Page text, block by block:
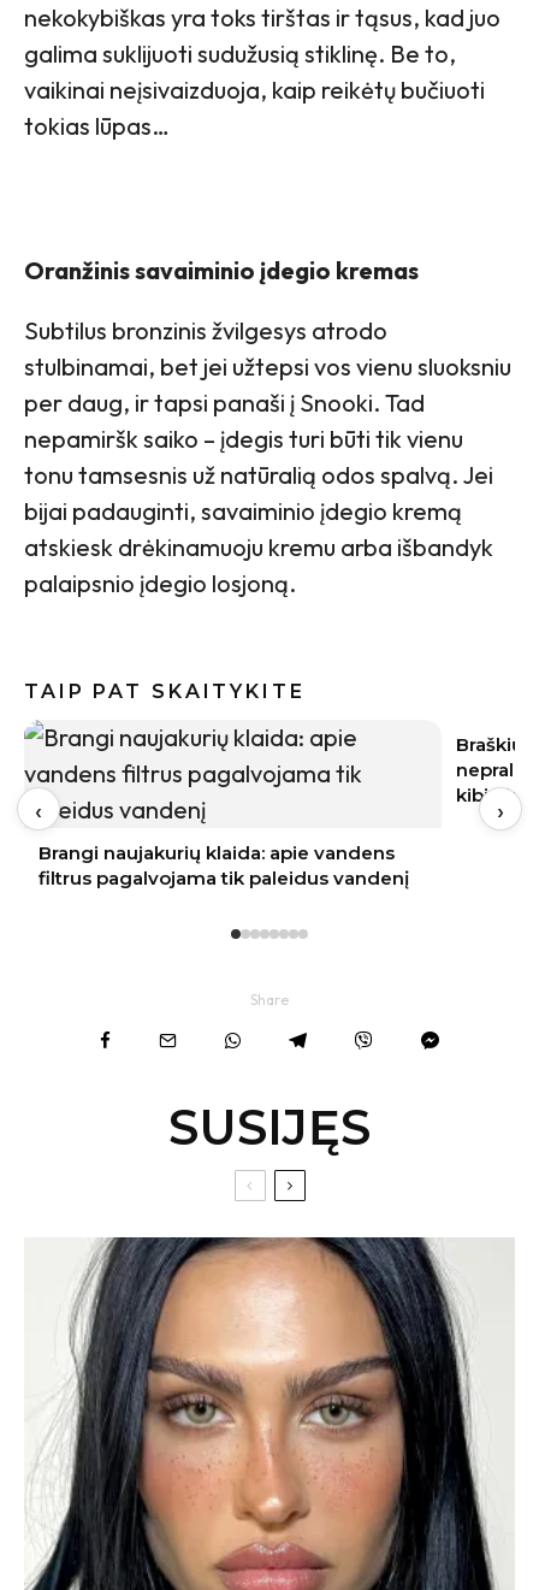
nekokybiškas yra toks tirštas ir tąsus, kad juo
galima suklijuoti sudužusią stiklinę. Be to,
vaikinai neįsivaizduoja, kaip reikėtų bučiuoti
tokias lūpas…
Oranžinis savaiminio įdegio kremas
Subtilus bronzinis žvilgesys atrodo
stulbinamai, bet jei užtepsi vos vienu sluoksniu
per daug, ir tapsi panaši į Snooki. Tad
nepamiršk saiko – įdegis turi būti tik vienu
tonu tamsesnis už natūralią odos spalvą. Jei
bijai padauginti, savaiminio įdegio kremą
atskiesk drėkinamuoju kremu arba išbandyk
palaipsnio įdegio losjoną.
TAIP PAT SKAITYKITE
Braškių sodinimas rugpjūtį 2026:
nepraleiskite šių datų – kitąmet skinsite
kibirais
Obuoliai
vaisių
‹ ›
Share
SUSIJĘS